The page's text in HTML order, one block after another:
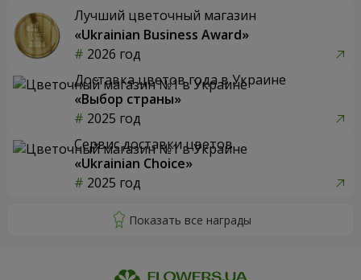
Лучший цветочный магазин
«Ukrainian Business Award»
2026 год
Доставка цветов года в Украине
«Выбор страны»
2025 год
Сервис доставки цветов
«Ukrainian Choice»
2025 год